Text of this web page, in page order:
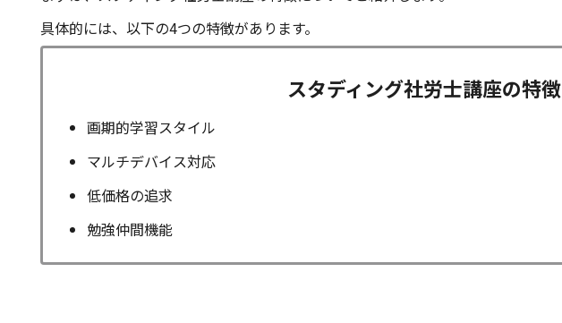
具体的には、以下の4つの特徴があります。
スタディング社労士講座の特徴
画期的学習スタイル
マルチデバイス対応
低価格の追求
勉強仲間機能